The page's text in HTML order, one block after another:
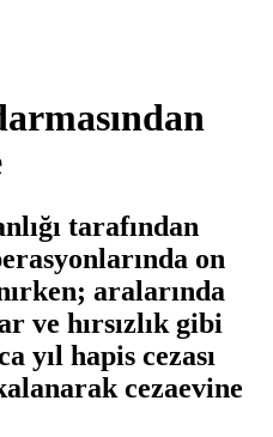
tarafından
on
aralarında
ve hırsızlık gibi
yıl hapis cezası
cezaevine